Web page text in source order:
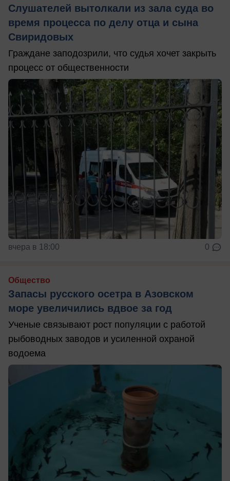
Слушателей вытолкали из зала суда во
время процесса по делу отца и сына
Свиридовых
Граждане заподозрили, что судья хочет закрыть
процесс от общественности
вчера в 18:00 0
Общество
Запасы русского осетра в Азовском
море увеличились вдвое за год
Ученые связывают рост популяции с работой
рыбоводных заводов и усиленной охраной
водоема